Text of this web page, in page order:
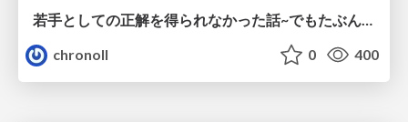
若手としての正解を得られなかった話~でもたぶん生きのこれる~
chronoll
0 400